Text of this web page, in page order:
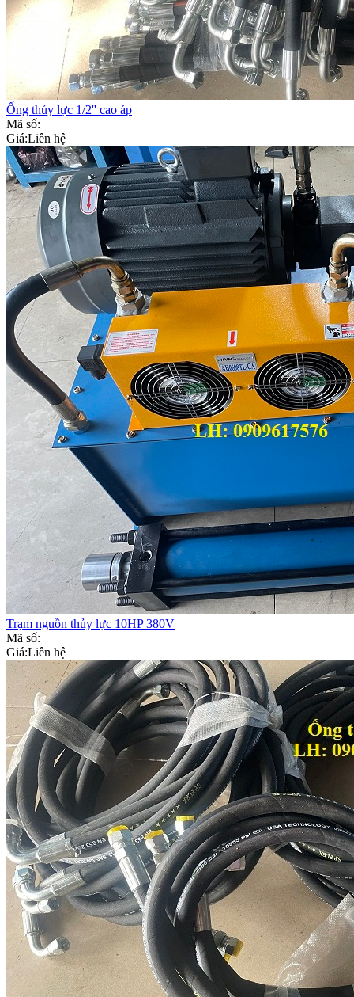
Ống thủy lực 1/2'' cao áp
Mã số:
Giá:Liên hệ
Trạm nguồn thủy lực 10HP 380V
Mã số:
Giá:Liên hệ